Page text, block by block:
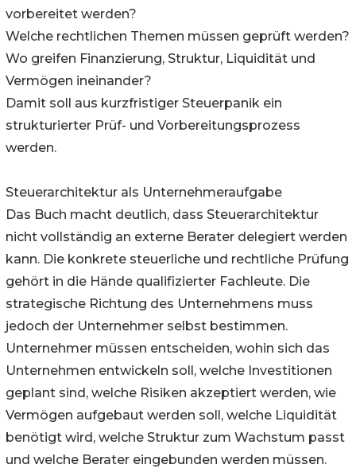
vorbereitet werden?
Welche rechtlichen Themen müssen geprüft werden?
Wo greifen Finanzierung, Struktur, Liquidität und
Vermögen ineinander?
Damit soll aus kurzfristiger Steuerpanik ein
strukturierter Prüf- und Vorbereitungsprozess
werden.
Steuerarchitektur als Unternehmeraufgabe
Das Buch macht deutlich, dass Steuerarchitektur
nicht vollständig an externe Berater delegiert werden
kann. Die konkrete steuerliche und rechtliche Prüfung
gehört in die Hände qualifizierter Fachleute. Die
strategische Richtung des Unternehmens muss
jedoch der Unternehmer selbst bestimmen.
Unternehmer müssen entscheiden, wohin sich das
Unternehmen entwickeln soll, welche Investitionen
geplant sind, welche Risiken akzeptiert werden, wie
Vermögen aufgebaut werden soll, welche Liquidität
benötigt wird, welche Struktur zum Wachstum passt
und welche Berater eingebunden werden müssen.